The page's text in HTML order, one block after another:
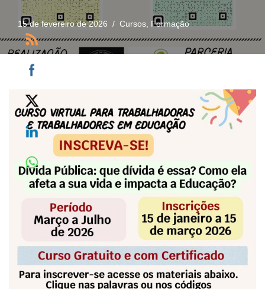
15 de fevereiro de 2026 Cursos Formação